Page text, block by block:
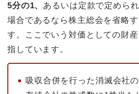
5分の1、 あるいは定款で定めら
場合であるなら株主総会を省略
す。ここでいう対価としての財
指しています。
吸収合併を行った消滅会社